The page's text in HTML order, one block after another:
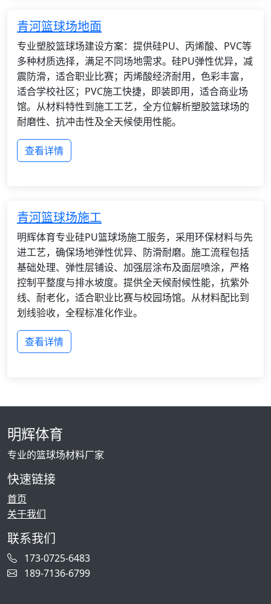
青河篮球场地面
专业塑胶篮球场建设方案：提供硅PU、丙烯酸、PVC等
多种材质选择，满足不同场地需求。硅PU弹性优异，减
震防滑，适合职业比赛；丙烯酸经济耐用，色彩丰富，
适合学校社区；PVC施工快捷，即装即用，适合商业场
馆。从材料特性到施工工艺，全方位解析塑胶篮球场的
耐磨性、抗冲击性及全天候使用性能。
查看详情
青河篮球场施工
明辉体育专业硅PU篮球场施工服务，采用环保材料与先
进工艺，确保场地弹性优异、防滑耐磨。施工流程包括
基础处理、弹性层铺设、加强层涂布及面层喷涂，严格
控制平整度与排水坡度。提供全天候耐候性能，抗紫外
线、耐老化，适合职业比赛与校园场馆。从材料配比到
划线验收，全程标准化作业。
查看详情
明辉体育
专业的篮球场材料厂家
快速链接
首页
关于我们
联系我们
173-0725-6483
189-7136-6799